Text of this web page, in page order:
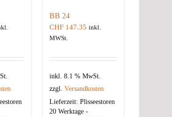
BB 24
CHF147.35 inkl.
MWSt.
inkl. 8.1 % MwSt.
zzgl. Versandkosten
Lieferzeit: Plisseestoren
20 Werktage -